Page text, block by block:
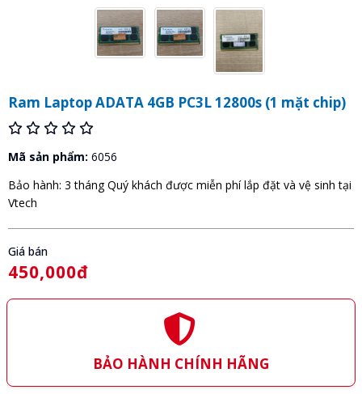
Ram Laptop ADATA 4GB PC3L 12800s (1 mặt chip)
Mã sản phẩm: 6056
Bảo hành: 3 tháng Quý khách được miễn phí lắp đặt và vệ sinh tại
Vtech
Giá bán
450,000đ
BẢO HÀNH CHÍNH HÃNG